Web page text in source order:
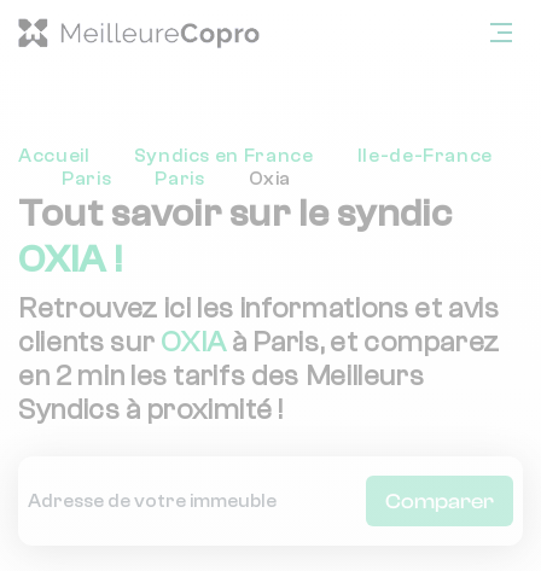
Accueil Syndics en France
Ile-de-France
Paris
Paris Oxia
Tout savoir sur le syndic
OXIA !
Retrouvez ici les informations et avis
clients sur OXIAà Paris, et comparez
en 2 min les tarifs des Meilleurs
Syndics à proximité !
Comparer